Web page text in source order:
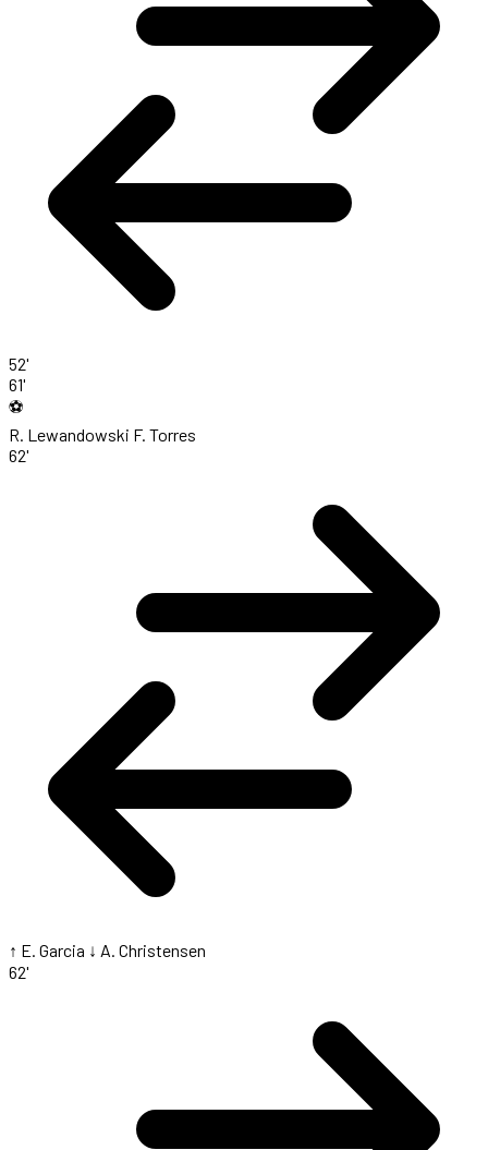
52'
61'
⚽
R. Lewandowski F. Torres
62'
↑ E. Garcia ↓ A. Christensen
62'